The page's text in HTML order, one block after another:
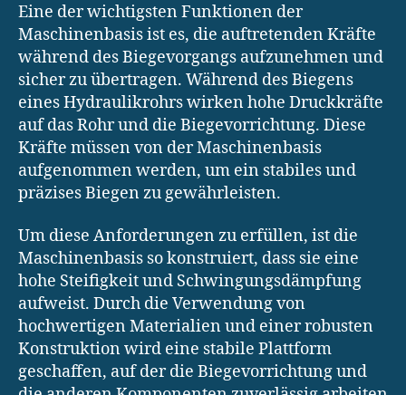
Eine der wichtigsten Funktionen der
Maschinenbasis ist es, die auftretenden Kräfte
während des Biegevorgangs aufzunehmen und
sicher zu übertragen. Während des Biegens
eines Hydraulikrohrs wirken hohe Druckkräfte
auf das Rohr und die Biegevorrichtung. Diese
Kräfte müssen von der Maschinenbasis
aufgenommen werden, um ein stabiles und
präzises Biegen zu gewährleisten.
Um diese Anforderungen zu erfüllen, ist die
Maschinenbasis so konstruiert, dass sie eine
hohe Steifigkeit und Schwingungsdämpfung
aufweist. Durch die Verwendung von
hochwertigen Materialien und einer robusten
Konstruktion wird eine stabile Plattform
geschaffen, auf der die Biegevorrichtung und